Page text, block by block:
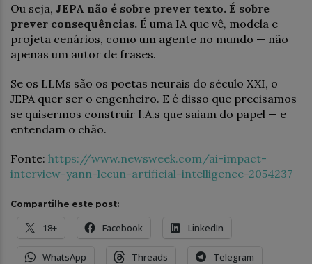
Ou seja, JEPA não é sobre prever texto. É sobre
prever consequências. É uma IA que vê, modela e
projeta cenários, como um agente no mundo — não
apenas um autor de frases.
Se os LLMs são os poetas neurais do século XXI, o
JEPA quer ser o engenheiro. E é disso que precisamos
se quisermos construir I.A.s que saiam do papel — e
entendam o chão.
Fonte: https://www.newsweek.com/ai-impact-
interview-yann-lecun-artificial-intelligence-2054237
Compartilhe este post:
18+ Facebook LinkedIn
WhatsApp Threads Telegram